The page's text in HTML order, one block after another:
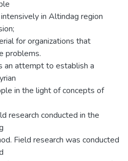
in Altindag region
for organizations that
problems.
an attempt to establish a
in the light of concepts of
research conducted in the
Field research was conducted